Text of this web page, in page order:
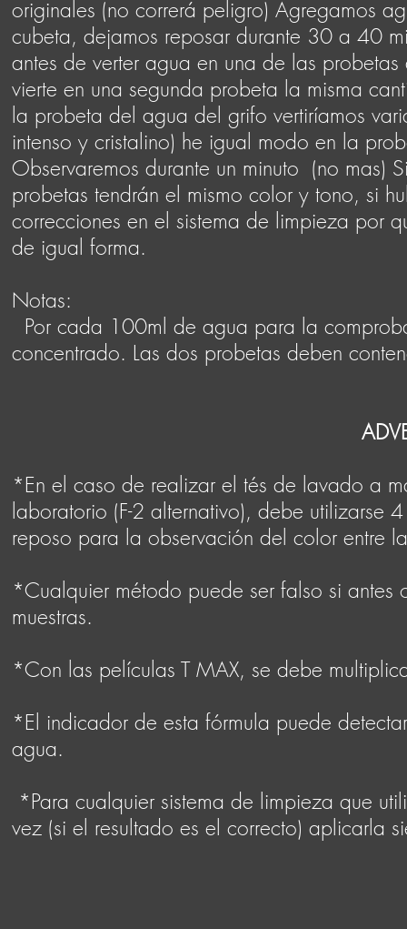
originales (no correrá peligro) Agregamos
cubeta, dejamos reposar durante 30 a 40
antes de verter agua en una de las
vierte en una segunda probeta la misma
la probeta del agua del grifo vertiríamos
intenso y cristalino) he igual modo en la
Observaremos durante un minuto (no
probetas tendrán el mismo color y tono, si
correcciones en el sistema de limpieza por
de igual forma.
Notas:
Por cada 100ml de agua para la
concentrado. Las dos probetas deben
*En el caso de realizar el tés de lavado a
laboratorio (F-2 alternativo), debe
reposo para la observación del color entre
*Cualquier método puede ser falso si
muestras.
*Con las películas T MAX, se debe
*El indicador de esta fórmula puede
agua.
*Para cualquier sistema de limpieza que
vez (si el resultado es el correcto) aplicarla